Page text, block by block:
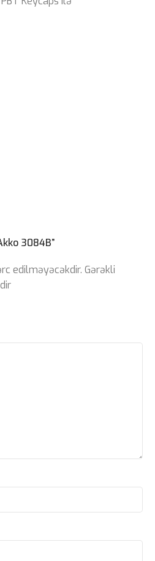
3084B”
edilməyəcəkdir. Gərəkli